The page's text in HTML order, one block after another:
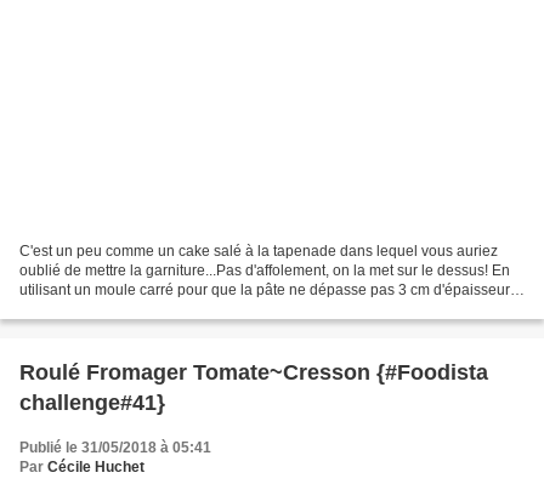
C'est un peu comme un cake salé à la tapenade dans lequel vous auriez
oublié de mettre la garniture...Pas d'affolement, on la met sur le dessus! En
utilisant un moule carré pour que la pâte ne dépasse pas 3 cm d'épaisseur, il
Roulé Fromager Tomate~Cresson {#Foodista
challenge#41}
Publié le 31/05/2018 à 05:41
Par Cécile Huchet